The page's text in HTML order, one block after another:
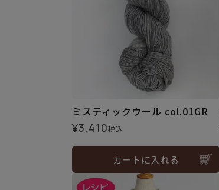
ミスティックウール col.01GR
¥3,410税込
カートに入れる